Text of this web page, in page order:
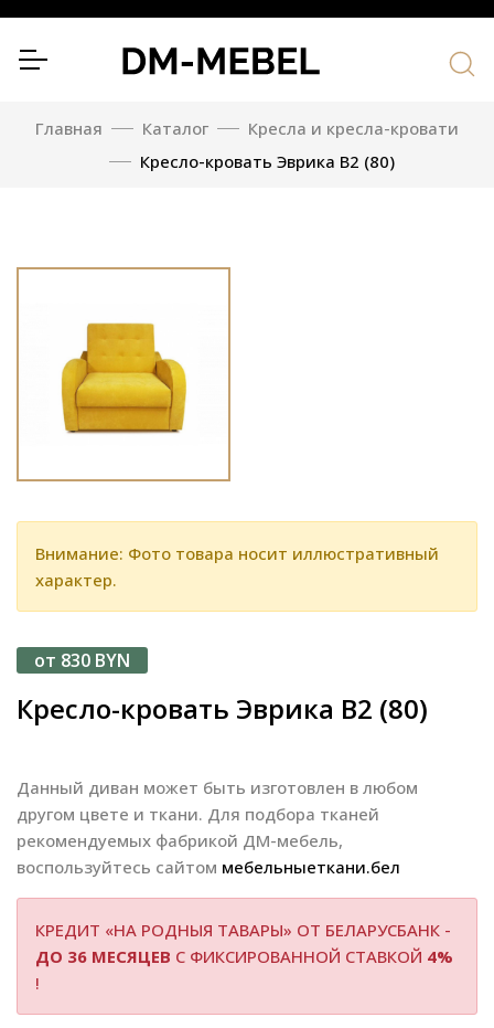
Главная Каталог
Кресла и кресла-кровати
Кресло-кровать Эврика В2 (80)
Внимание: Фото товара носит иллюстративный
характер.
от 830 BYN
Кресло-кровать Эврика В2 (80)
Данный диван может быть изготовлен в любом
другом цвете и ткани. Для подбора тканей
рекомендуемых фабрикой ДМ-мебель,
воспользуйтесь сайтом мебельныеткани.бел
КРЕДИТ «НА РОДНЫЯ ТАВАРЫ» ОТ БЕЛАРУСБАНК -
ДО 36 МЕСЯЦЕВ С ФИКСИРОВАННОЙ СТАВКОЙ 4%
!